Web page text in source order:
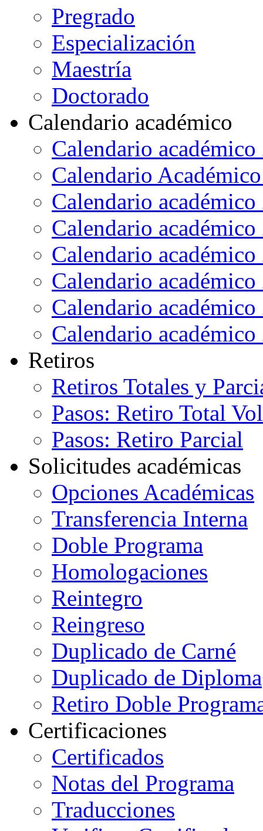
Pregrado
Especialización
Maestría
Doctorado
Calendario académico
Calendario académico
Calendario
Calendario académico
Calendario académico
Calendario académico
Calendario académico
Calendario académico
Calendario académico
Retiros
Retiros Totales y
Pasos: Retiro Total
Pasos: Retiro Parcial
Solicitudes académicas
Opciones Académicas
Transferencia Interna
Doble Programa
Homologaciones
Reintegro
Reingreso
Duplicado de Carné
Duplicado de Diploma
Retiro Doble
Certificaciones
Certificados
Notas del Programa
Traducciones